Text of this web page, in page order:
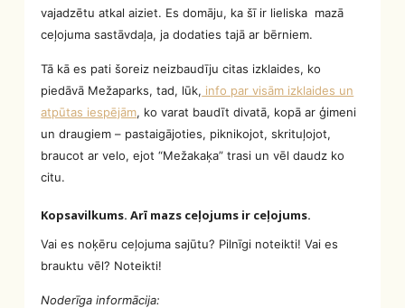
vajadzētu atkal aiziet. Es domāju, ka šī ir lieliska mazā
ceļojuma sastāvdaļa, ja dodaties tajā ar bērniem.
Tā kā es pati šoreiz neizbaudīju citas izklaides, ko
piedāvā Mežaparks, tad, lūk, info par visām izklaides un
atpūtas iespējām, ko varat baudīt divatā, kopā ar ģimeni
un draugiem – pastaigājoties, piknikojot, skrituļojot,
braucot ar velo, ejot “Mežakaķa” trasi un vēl daudz ko
citu.
Kopsavilkums. Arī mazs ceļojums ir ceļojums.
Vai es noķēru ceļojuma sajūtu? Pilnīgi noteikti! Vai es
brauktu vēl? Noteikti!
Noderīga informācija: